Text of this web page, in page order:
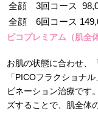
全顔 3回コース
全顔 6回コース
ピコプレミアム（肌全
お肌の状態に合わせ、
「PICOフラクショナ
ビネーション治療です
ズすることで、肌全体